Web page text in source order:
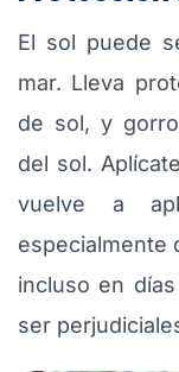
El sol puede
mar. Lleva
de sol, y
del sol.
vuelve a
especialmente
incluso en
ser